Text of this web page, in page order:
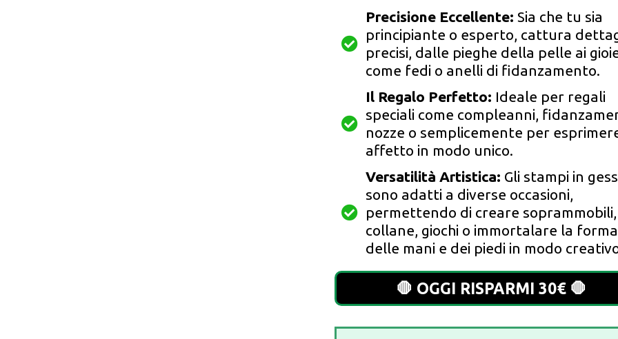
Precisione Eccellente: Sia che tu sia
principiante o esperto, cattura
precisi, dalle pieghe della pelle ai
come fedi o anelli di fidanzamento.
Il Regalo Perfetto: Ideale per regali
speciali come compleanni,
nozze o semplicemente per
affetto in modo unico.
Versatilità Artistica: Gli stampi in
sono adatti a diverse occasioni,
permettendo di creare soprammobili,
collane, giochi o immortalare la forma
delle mani e dei piedi in modo
🛑 OGGI RISPARMI 30€ 🛑